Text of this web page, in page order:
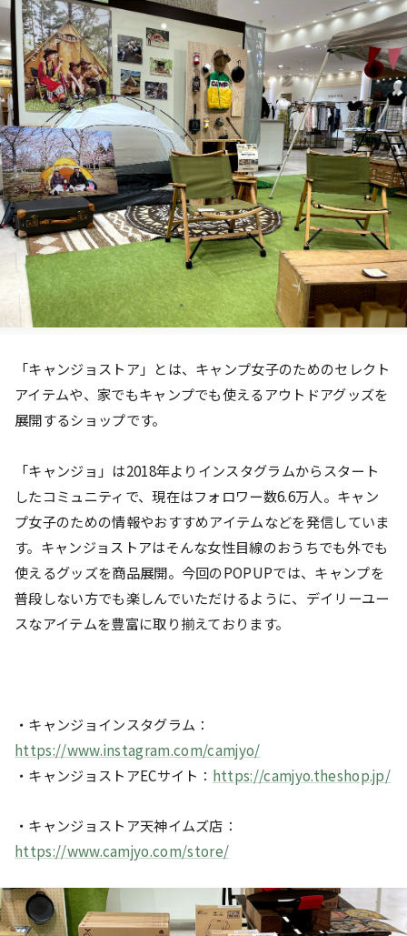
「キャンジョストア」とは、キャンプ女子のためのセレクト
アイテムや、家でもキャンプでも使えるアウトドアグッズを
展開するショップです。
「キャンジョ」は2018年よりインスタグラムからスタート
したコミュニティで、現在はフォロワー数6.6万人。キャン
プ女子のための情報やおすすめアイテムなどを発信していま
す。キャンジョストアはそんな女性目線のおうちでも外でも
使えるグッズを商品展開。今回のPOPUPでは、キャンプを
普段しない方でも楽しんでいただけるように、デイリーユー
スなアイテムを豊富に取り揃えております。
・キャンジョインスタグラム：
https://www.instagram.com/camjyo/
・キャンジョストアECサイト： https://camjyo.theshop.jp/
・キャンジョストア天神イムズ店：
https://www.camjyo.com/store/